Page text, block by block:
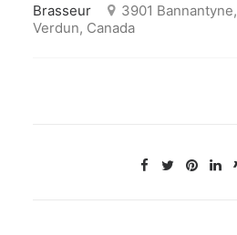
Brasseur
3901 Bannantyne,
Verdun, Canada